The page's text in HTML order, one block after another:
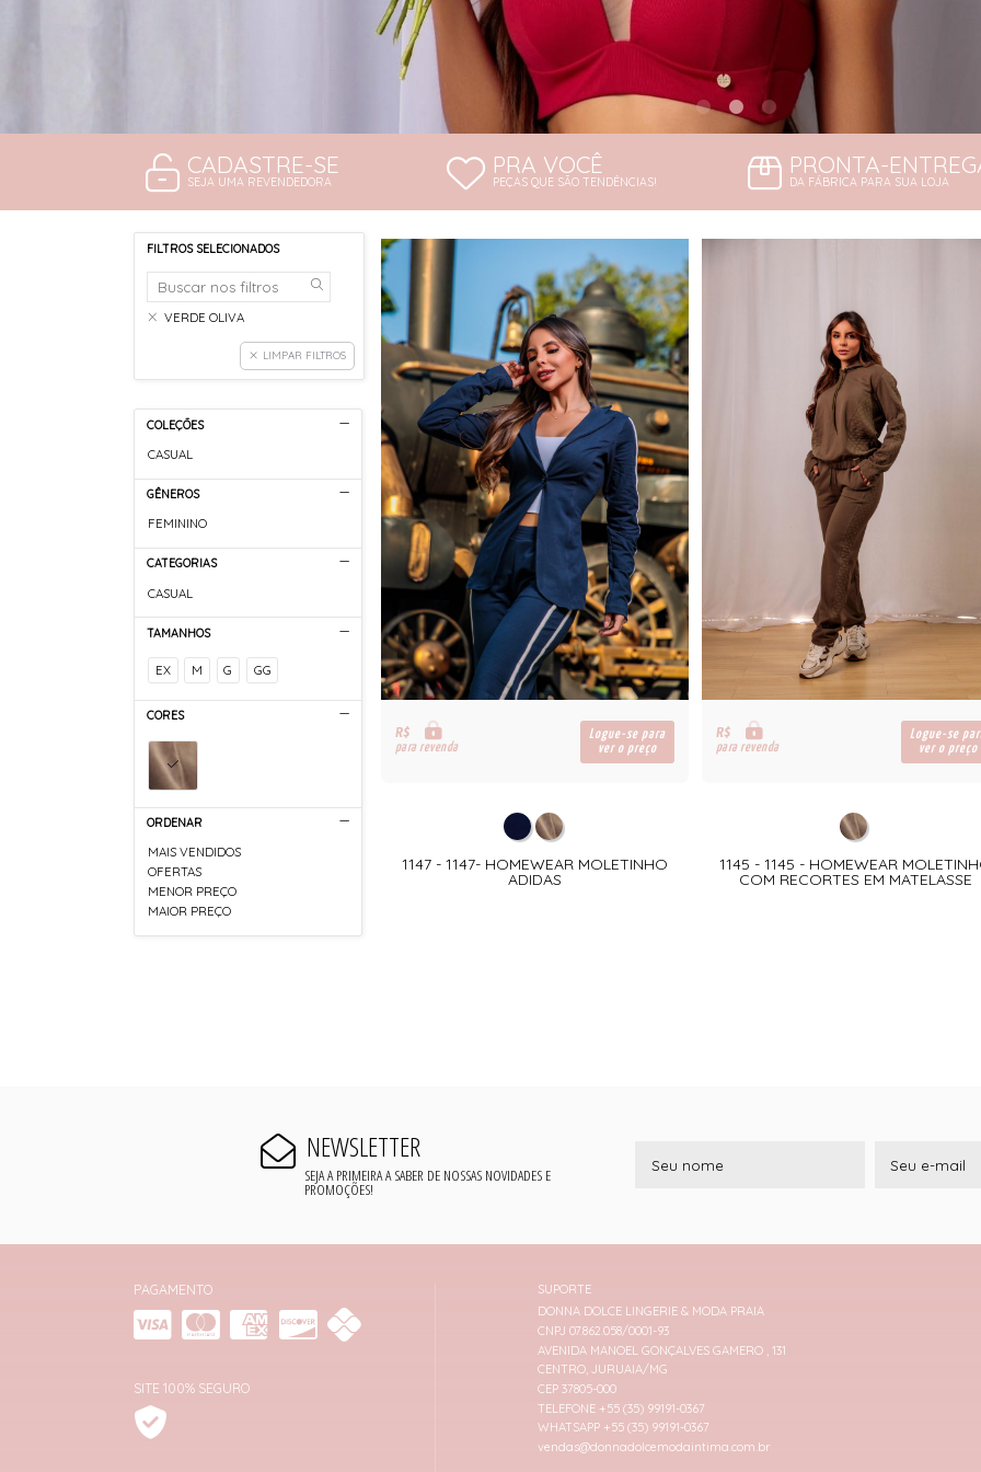
CADASTRE-SE
SEJA UMA REVENDEDORA
PRA VOCÊ
PEÇAS QUE SÃO TENDÊNCIAS!
PRONTA-
DA FÁBRICA PARA SUA LOJA
FILTROS SELECIONADOS
VERDE OLIVA
LIMPAR FILTROS
COLEÇÕES
CASUAL
GÊNEROS
FEMININO
CATEGORIAS
CASUAL
TAMANHOS
EX M G GG
CORES
ORDENAR
MAIS VENDIDOS
OFERTAS
MENOR PREÇO
MAIOR PREÇO
R$
para revenda
Logue-se para
ver o preço
1147 - 1147- HOMEWEAR MOLETINHO
ADIDAS
R$
para revenda
Logue-se
ver o preço
1145 - 1145 - HOMEWEAR
COM RECORTES EM MATELASSE
NEWSLETTER
SEJA A PRIMEIRA A SABER DE NOSSAS NOVIDADES E
PROMOÇÕES!
PAGAMENTO
SITE 100% SEGURO
SUPORTE
DONNA DOLCE LINGERIE & MODA PRAIA
CNPJ 07.862.058/0001-93
AVENIDA MANOEL GONÇALVES GAMERO , 131
CENTRO, JURUAIA/MG
CEP 37805-000
TELEFONE +55 (35) 99191-0367
WHATSAPP +55 (35) 99191-0367
vendas@donnadolcemodaintima.com.br